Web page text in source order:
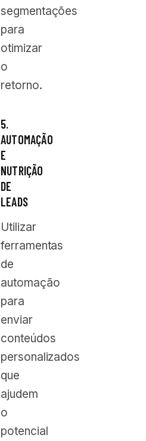
segmentações
para
otimizar
o
retorno.
5.
AUTOMAÇÃO
E
NUTRIÇÃO
DE
LEADS
Utilizar
ferramentas
de
automação
para
enviar
conteúdos
personalizados
que
ajudem
o
potencial